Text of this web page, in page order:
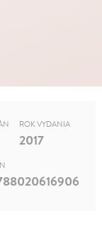
ROK VYDANIA
2017